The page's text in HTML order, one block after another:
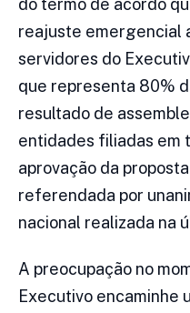
do termo de acordo
reajuste emergencial
servidores do
que representa 80%
resultado de
entidades filiadas em
aprovação da
referendada por
nacional realizada na
A preocupação no
Executivo